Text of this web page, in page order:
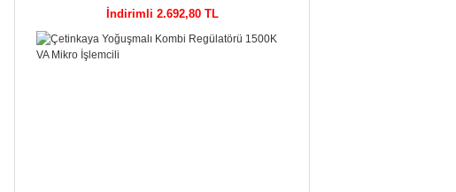
İndirimli 2.692,80 TL